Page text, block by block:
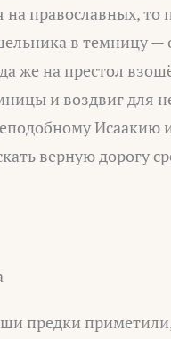
православных, то
в темницу —
же на престол
и воздвиг для
Исаакию
верную дорогу
предки